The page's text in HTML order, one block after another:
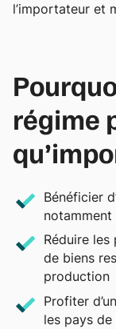
l’importateur et
régime
Bénéficier
Réduire les
de biens
production
Profiter
les pays de